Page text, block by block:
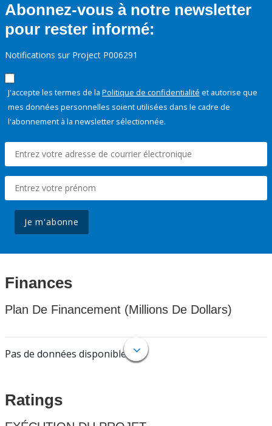
Abonnez-vous à notre newsletter
pour rester informé:
Notifications sur Project P006291
J'accepte les termes de la Politique de confidentialité et autorise que
mes données personnelles soient utilisées dans le cadre de
l'abonnement à la newsletter sélectionnée.
Je m'abonne
Finances
Plan De Financement (Millions De Dollars)
Pas de données disponibles.
Ratings